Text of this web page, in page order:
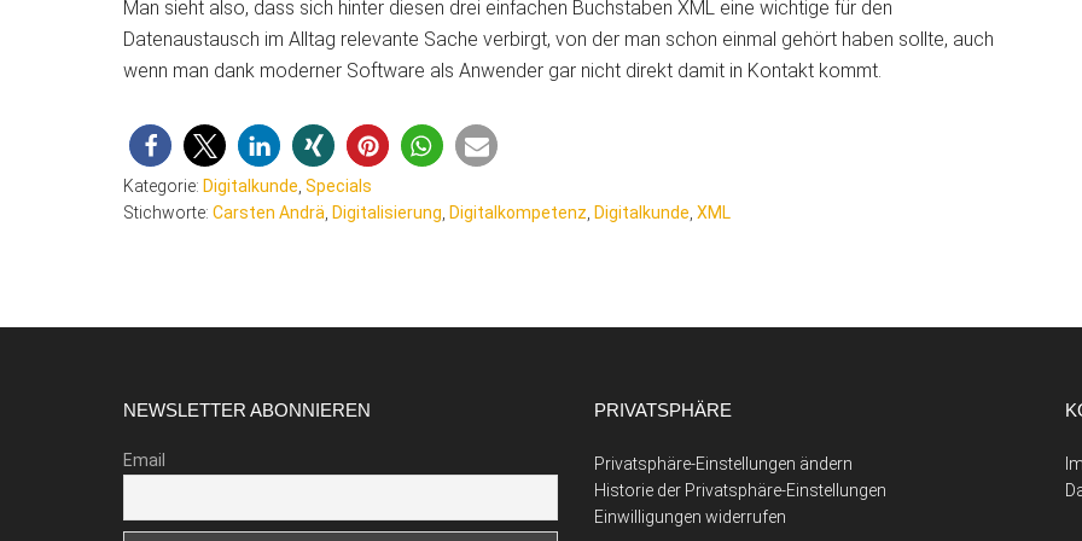
Man sieht also, dass sich hinter diesen drei einfachen Buchstaben XML eine wichtige für den
Datenaustausch im Alltag relevante Sache verbirgt, von der man schon einmal gehört haben sollte, auch
wenn man dank moderner Software als Anwender gar nicht direkt damit in Kontakt kommt.
Kategorie: Digitalkunde Specials
Stichworte: Carsten Andrä Digitalisierung Digitalkompetenz Digitalkunde XML
NEWSLETTER ABONNIEREN
Email
PRIVATSPHÄRE
Privatsphäre-Einstellungen ändern
Historie der Privatsphäre-Einstellungen
Einwilligungen widerrufen